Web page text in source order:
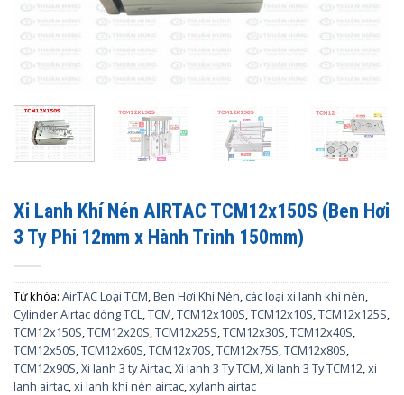
Xi Lanh Khí Nén AIRTAC TCM12x150S (Ben Hơi
3 Ty Phi 12mm x Hành Trình 150mm)
Từ khóa: AirTAC Loại TCM,Ben Hơi Khí Nén, các loại xi lanh khí nén,
Cylinder Airtac dòng TCL,TCM,TCM12x100S,TCM12x10S,TCM12x125S,
TCM12x150S,TCM12x20S,TCM12x25S,TCM12x30S,TCM12x40S,
TCM12x50S,TCM12x60S,TCM12x70S,TCM12x75S,TCM12x80S,
TCM12x90S,Xi lanh 3 ty Airtac,Xi lanh 3 Ty TCM,Xi lanh 3 Ty TCM12,xi
lanh airtac,xi lanh khí nén airtac,xylanh airtac